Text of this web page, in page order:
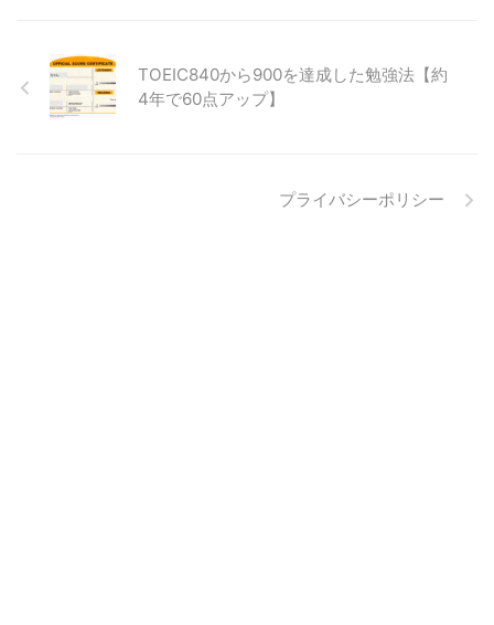
TOEIC840から900を達成した勉強法【約
4年で60点アップ】
プライバシーポリシー